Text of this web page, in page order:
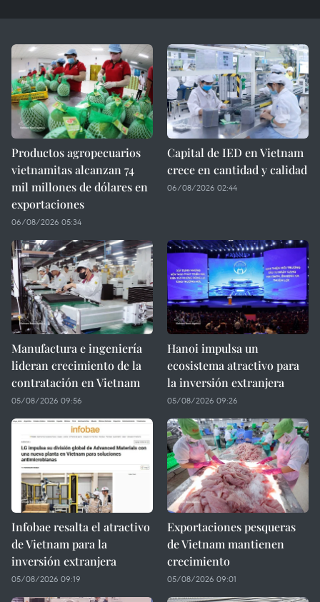
Productos agropecuarios
vietnamitas alcanzan 74
mil millones de dólares en
exportaciones
06/08/2026 05:34
Capital de IED en Vietnam
crece en cantidad y calidad
06/08/2026 02:44
Manufactura e ingeniería
lideran crecimiento de la
contratación en Vietnam
05/08/2026 09:56
Hanoi impulsa un
ecosistema atractivo para
la inversión extranjera
05/08/2026 09:26
Infobae resalta el atractivo
de Vietnam para la
inversión extranjera
05/08/2026 09:19
Exportaciones pesqueras
de Vietnam mantienen
crecimiento
05/08/2026 09:01